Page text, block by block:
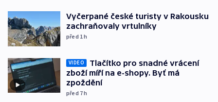
Vyčerpané české turisty v Rakousku
zachraňovaly vrtulníky
před 1h
VIDEO
Tlačítko pro snadné vrácení
zboží míří na e-shopy. Byť má
zpoždění
před 7h